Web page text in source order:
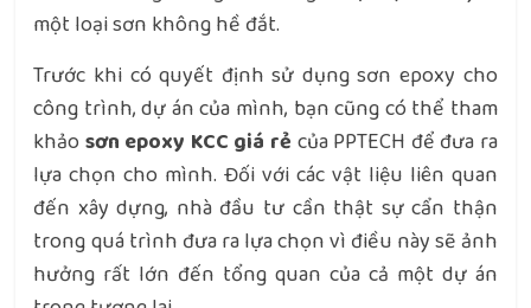
một loại sơn không hề đắt.
Trước khi có quyết định sử dụng sơn epoxy cho
công trình, dự án của mình, bạn cũng có thể tham
khảo sơn epoxy KCC giá rẻ của PPTECH để đưa ra
lựa chọn cho mình. Đối với các vật liệu liên quan
đến xây dựng, nhà đầu tư cần thật sự cẩn thận
trong quá trình đưa ra lựa chọn vì điều này sẽ ảnh
hưởng rất lớn đến tổng quan của cả một dự án